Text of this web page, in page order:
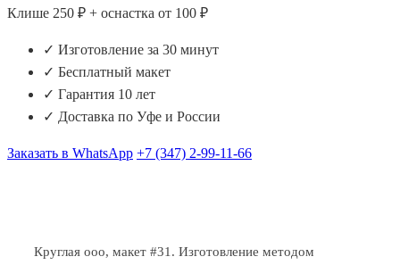
Клише 250 ₽ + оснастка от 100 ₽
✓ Изготовление за 30 минут
✓ Бесплатный макет
✓ Гарантия 10 лет
✓ Доставка по Уфе и России
Заказать в WhatsApp +7 (347) 2-99-11-66
Круглая ооо, макет #31. Изготовление методом